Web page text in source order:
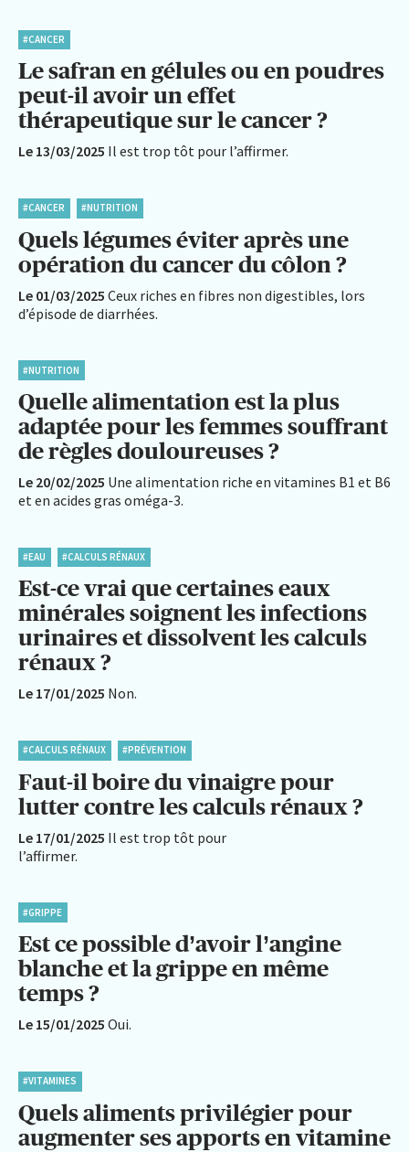
#CANCER
Le safran en gélules ou en poudres
peut-il avoir un effet
thérapeutique sur le cancer ?
Le 13/03/2025 Il est trop tôt pour l’affirmer.
#CANCER #NUTRITION
Quels légumes éviter après une
opération du cancer du côlon ?
Le 01/03/2025 Ceux riches en fibres non digestibles, lors
d’épisode de diarrhées.
#NUTRITION
Quelle alimentation est la plus
adaptée pour les femmes souffrant
de règles douloureuses ?
Le 20/02/2025 Une alimentation riche en vitamines B1 et B6
et en acides gras oméga-3.
#EAU #CALCULS RÉNAUX
Est-ce vrai que certaines eaux
minérales soignent les infections
urinaires et dissolvent les calculs
rénaux ?
Le 17/01/2025 Non.
#CALCULS RÉNAUX #PRÉVENTION
Faut-il boire du vinaigre pour
lutter contre les calculs rénaux ?
Le 17/01/2025 Il est trop tôt pour
l’affirmer.
#GRIPPE
Est ce possible d’avoir l’angine
blanche et la grippe en même
temps ?
Le 15/01/2025 Oui.
#VITAMINES
Quels aliments privilégier pour
augmenter ses apports en vitamine